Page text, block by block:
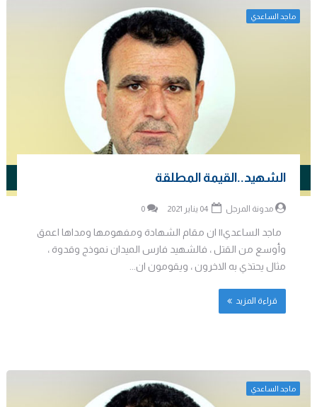
ماجد الساعدي
الشهيد..القيمة المطلقة
مدونة المرجل 0
ماجد الساعدي|| ان مقام الشهادة ومفهومها ومداها اعمق
وأوسع من القتل ، فالشهيد فارس الميدان نموذج وقدوة ،
مثال يحتذي به الاخرون ، ويقومون ان...
قراءة المزيد
ماجد الساعدي